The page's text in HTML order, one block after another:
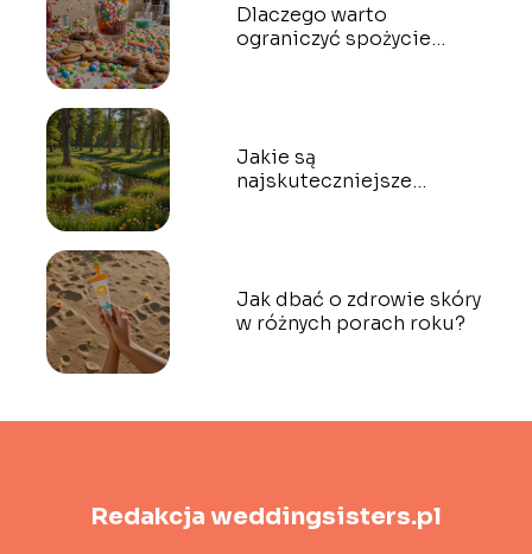
Dlaczego warto
ograniczyć spożycie
Jakie są
najskuteczniejsze
Jak dbać o zdrowie skóry
w różnych porach roku?
Redakcja weddingsisters.pl